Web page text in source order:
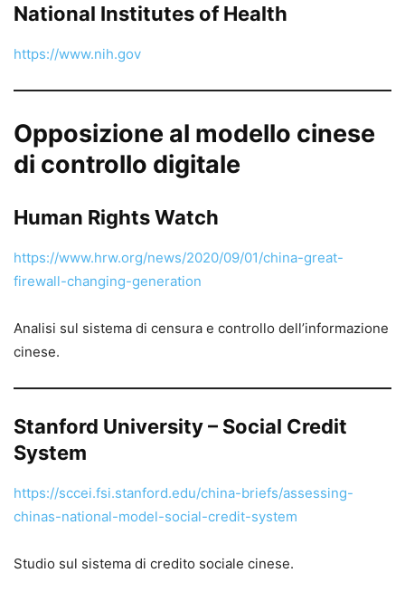
National Institutes of Health
https://www.nih.gov
Opposizione al modello cinese
di controllo digitale
Human Rights Watch
https://www.hrw.org/news/2020/09/01/china-great-
firewall-changing-generation
Analisi sul sistema di censura e controllo dell’informazione
cinese.
Stanford University – Social Credit
System
https://sccei.fsi.stanford.edu/china-briefs/assessing-
chinas-national-model-social-credit-system
Studio sul sistema di credito sociale cinese.